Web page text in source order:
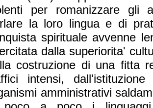
per romanizzare gli
la loro lingua e di
spirituale avvenne
dalla superiorita'
costruzione di una fitta
intensi,
amministrativi